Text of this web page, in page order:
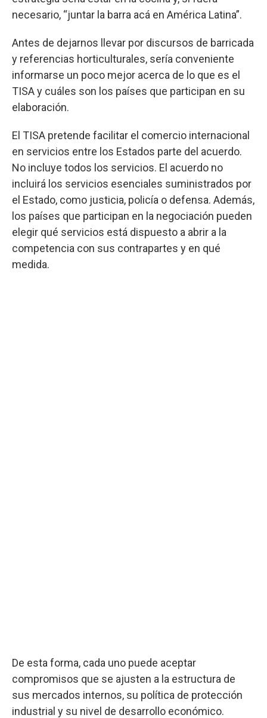
necesario, “juntar la barra acá en América Latina”.
Antes de dejarnos llevar por discursos de barricada
y referencias horticulturales, sería conveniente
informarse un poco mejor acerca de lo que es el
TISA y cuáles son los países que participan en su
elaboración.
El TISA pretende facilitar el comercio internacional
en servicios entre los Estados parte del acuerdo.
No incluye todos los servicios. El acuerdo no
incluirá los servicios esenciales suministrados por
el Estado, como justicia, policía o defensa. Además,
los países que participan en la negociación pueden
elegir qué servicios está dispuesto a abrir a la
competencia con sus contrapartes y en qué
medida.
De esta forma, cada uno puede aceptar
compromisos que se ajusten a la estructura de
sus mercados internos, su política de protección
industrial y su nivel de desarrollo económico.